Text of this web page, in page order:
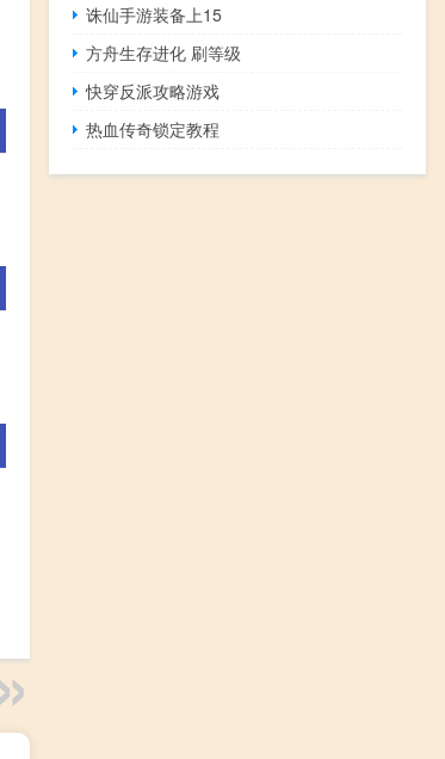
诛仙手游装备上15
方舟生存进化 刷等级
快穿反派攻略游戏
热血传奇锁定教程